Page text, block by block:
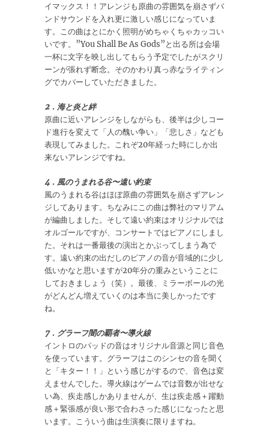
イマックス！！アレンジも原曲の雰囲気を崩さずバ
ンドサウンドを入れ更に激しい感じになっていま
す。この曲はとにかく照明がめちゃくちゃカッコい
いです。”You Shall Be As Gods”と出る所は会場
一杯に文字を映し出してもらう予定でしたがスクリ
ーンが張れず断念。そのかわり真っ赤なライティン
グでカバーしていただきました。
2．海と炎と絆
原曲に近いアレンジをしながらも、後半は少しコー
ド進行を変えて「人の醜い争い」「悲しさ」なども
表現してみました。これぞ20年経った時にしか出
来ないアレンジですね。
4．風のうまれる谷〜遠い約束
風のうまれる谷はほぼ原曲の雰囲気を崩さずアレン
ジしてあります。ちなみにこの曲は弊社のマリアム
が編曲しました。そして遠い約束はオリジナルでは
オルゴールですが、コンサートではピアノにしまし
た。それは一番最後の演出とかぶってしまう為で
す。遠い約束の出だしのピアノの音が音域的に少し
低いかなと思いますが20年分の重みということに
しておきましょう（笑）。最後、ミラーボールの光
がどんどん増えていくのは本当に美しかったです
ね。
7．グラーフ闇の覇者〜導火線
イントロのパッドの音はオリジナル音源と同じ音色
を使っています。グラーフはこのシンセの音を聞く
と「キター！！」という感じがするので、音色は変
えませんでした。導火線はゲームでは音数が出せな
い為、疾走感しかありませんが、生は疾走感＋躍動
感＋緊張感が良い形で合わさった感じになったと思
います。こういう曲は生演奏に限りますね。